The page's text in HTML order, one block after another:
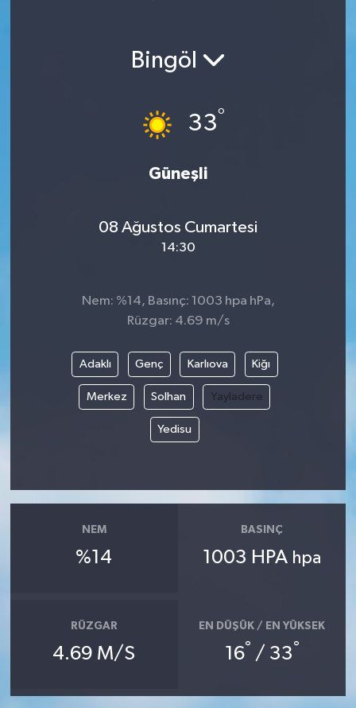
Bingöl
33°
Güneşli
08 Ağustos Cumartesi
14:30
Nem: %14, Basınç: 1003 hpa hPa,
Rüzgar: 4.69 m/s
Adaklı Genç Karlıova Kiğı
Merkez Solhan Yayladere
Yedisu
NEM
%14
BASINÇ
1003 HPA hpa
RÜZGAR
4.69 M/S
EN DÜŞÜK / EN YÜKSEK
16° / 33°